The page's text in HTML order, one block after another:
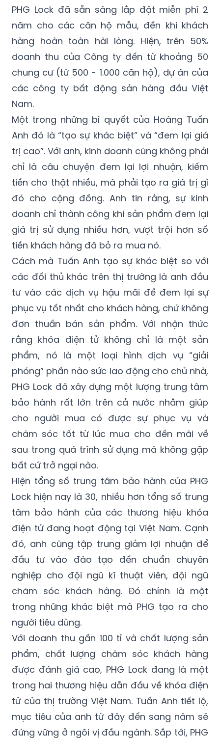
hàng hoàn toàn hài lòng. Hiện, trên 50%
doanh thu của Công ty đến từ khoảng 50
chung cư (từ 500 - 1.000 căn hộ), dự án của
các công ty bất động sản hàng đầu Việt
Nam.
Một trong những bí quyết của Hoàng Tuấn
Anh đó là “tạo sự khác biệt” và “đem lại giá
trị cao”. Với anh, kinh doanh cũng không phải
chỉ là câu chuyện đem lại lợi nhuận, kiếm
tiền cho thật nhiều, mà phải tạo ra giá trị gì
đó cho cộng đồng. Anh tin rằng, sự kinh
doanh chỉ thành công khi sản phẩm đem lại
giá trị sử dụng nhiều hơn, vượt trội hơn số
tiền khách hàng đã bỏ ra mua nó.
Cách mà Tuấn Anh tạo sự khác biệt so với
các đối thủ khác trên thị trường là anh đầu
tư vào các dịch vụ hậu mãi để đem lại sự
phục vụ tốt nhất cho khách hàng, chứ không
đơn thuần bán sản phẩm. Với nhận thức
rằng khóa điện tử không chỉ là một sản
phẩm, nó là một loại hình dịch vụ “giải
phóng” phần nào sức lao động cho chủ nhà,
PHG Lock đã xây dựng một lượng trung tâm
bảo hành rất lớn trên cả nước nhằm giúp
cho người mua có được sự phục vụ và
chăm sóc tốt từ lúc mua cho đến mãi về
sau trong quá trình sử dụng mà không gặp
bất cứ trở ngại nào.
Hiện tổng số trung tâm bảo hành của PHG
Lock hiện nay là 30, nhiều hơn tổng số trung
tâm bảo hành của các thương hiệu khóa
điện tử đang hoạt động tại Việt Nam. Cạnh
đó, anh cũng tập trung giảm lợi nhuận để
đầu tư vào đào tạo đến chuẩn chuyên
nghiệp cho đội ngũ kĩ thuật viên, đội ngũ
chăm sóc khách hàng. Đó chính là một
trong những khác biệt mà PHG tạo ra cho
người tiêu dùng.
Với doanh thu gần 100 tỉ và chất lượng sản
phẩm, chất lượng chăm sóc khách hàng
được đánh giá cao, PHG Lock đang là một
trong hai thương hiệu dẫn đầu về khóa điện
tử của thị trường Việt Nam. Tuấn Anh tiết lộ,
mục tiêu của anh từ đây đến sang năm sẽ
đứng vững ở ngôi vị đầu ngành. Sắp tới, PHG
dự định sẽ đẩy mạnh tại thị trường các nước